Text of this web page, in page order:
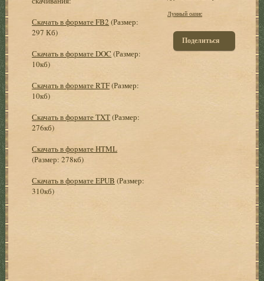
Скачать в формате FB2 (Размер:
297 Кб)
Скачать в формате DOC (Размер:
10кб)
Скачать в формате RTF(Размер:
10кб)
Скачать в формате TXT(Размер:
276кб)
Скачать в формате HTML
(Размер: 278кб)
Скачать в формате EPUB (Размер:
310кб)
Лунный оазис
Поделиться